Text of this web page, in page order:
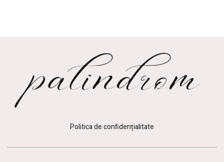
Politica de confidențialitate